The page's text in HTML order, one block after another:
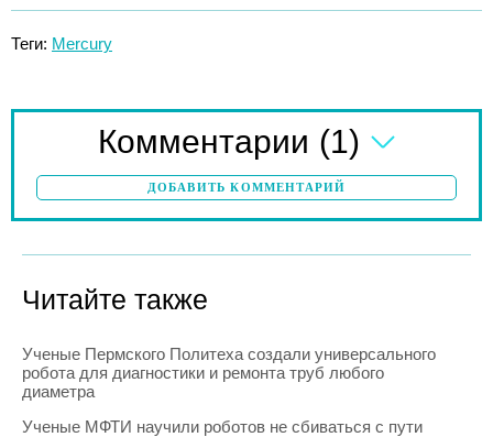
Теги: Mercury
Комментарии (1)
ДОБАВИТЬ КОММЕНТАРИЙ
Читайте также
Ученые Пермского Политеха создали универсального
робота для диагностики и ремонта труб любого
диаметра
Ученые МФТИ научили роботов не сбиваться с пути